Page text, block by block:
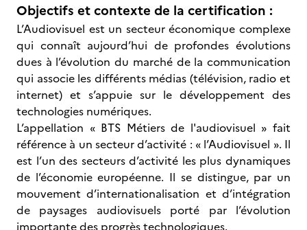
Objectifs et contexte de la certification :
L’Audiovisuel est un secteur économique complexe
qui connaît aujourd’hui de profondes évolutions
dues à l’évolution du marché de la communication
qui associe les différents médias (télévision, radio et
internet) et s’appuie sur le développement des
technologies numériques.
L’appellation « BTS Métiers de l'audiovisuel » fait
référence à un secteur d’activité : « l’Audiovisuel ». Il
est l’un des secteurs d’activité les plus dynamiques
de l’économie européenne. Il se distingue, par un
mouvement d’internationalisation et d’intégration
de paysages audiovisuels porté par l’évolution
importante des progrès technologiques.